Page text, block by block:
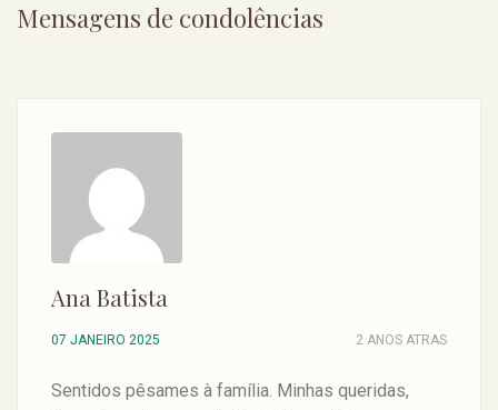
Mensagens de condolências
Ana Batista
07 JANEIRO 2025 2 ANOS ATRAS
Sentidos pêsames à família. Minhas queridas,